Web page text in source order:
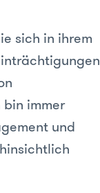
sich in ihrem
immer
und